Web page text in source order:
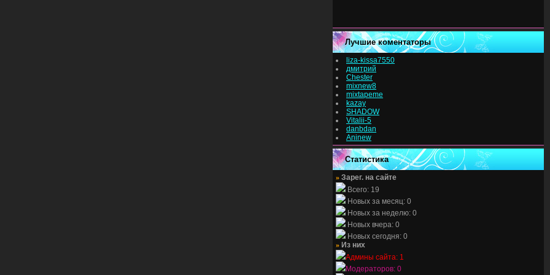
Лучшие коментаторы
liza-kissa7550
дмитрий
Chester
mixnew8
mixtapeme
kazay
SHADOW
Vitalii-5
danbdan
Aninew
Статистика
» Зарег. на сайте
Всего: 19
Новых за месяц: 0
Новых за неделю: 0
Новых вчера: 0
Новых сегодня: 0
» Из них
Админы сайта: 1
Модераторов: 0